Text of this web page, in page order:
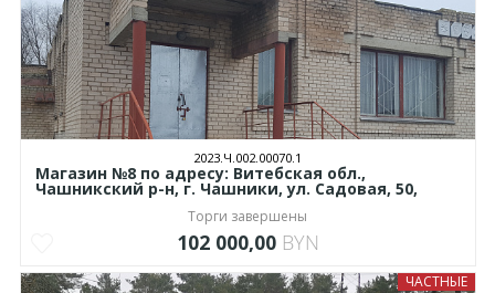
2023.Ч.002.00070.1
Магазин №8 по адресу: Витебская обл.,
Чашникский р-н, г. Чашники, ул. Садовая, 50,
Торги завершены
102 000,00 BYN
ЧАСТНЫЕ